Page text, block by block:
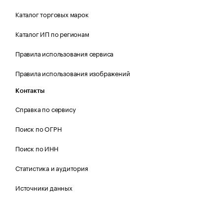
Каталог торговых марок
Каталог ИП по регионам
Правила использования сервиса
Правила использования изображений
Контакты
Справка по сервису
Поиск по ОГРН
Поиск по ИНН
Статистика и аудитория
Источники данных